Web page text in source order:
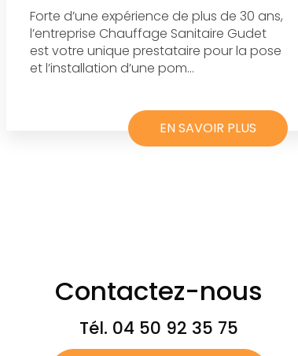
Forte d’une expérience de plus de 30 ans,
l’entreprise Chauffage Sanitaire Gudet
est votre unique prestataire pour la pose
et l’installation d’une pom...
EN SAVOIR PLUS
Contactez-nous
Tél. 04 50 92 35 75